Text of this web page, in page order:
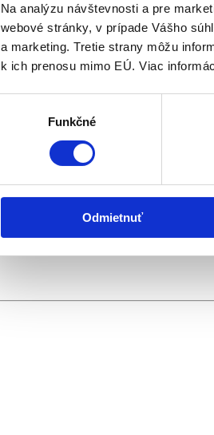
Na analýzu návštevnosti a pre
webové stránky, v prípade Vášho
a marketing. Tretie strany môžu
k ich prenosu mimo EÚ. Viac
Funkčné
Odmietnuť